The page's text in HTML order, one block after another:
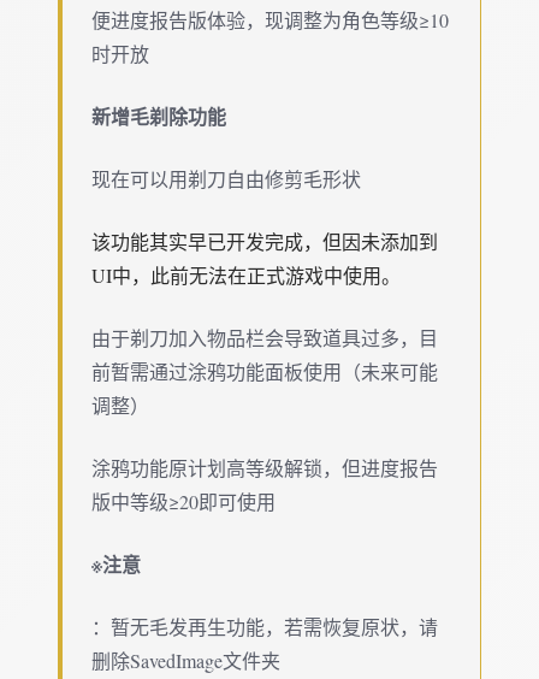
便进度报告版体验，现调整为角色等级≥10
时开放
新增毛剃除功能
现在可以用剃刀自由修剪毛形状
该功能其实早已开发完成，但因未添加到
UI中，此前无法在正式游戏中使用。
由于剃刀加入物品栏会导致道具过多，目
前暂需通过涂鸦功能面板使用（未来可能
调整）
涂鸦功能原计划高等级解锁，但进度报告
版中等级≥20即可使用
※注意
：暂无毛发再生功能，若需恢复原状，请
删除SavedImage文件夹